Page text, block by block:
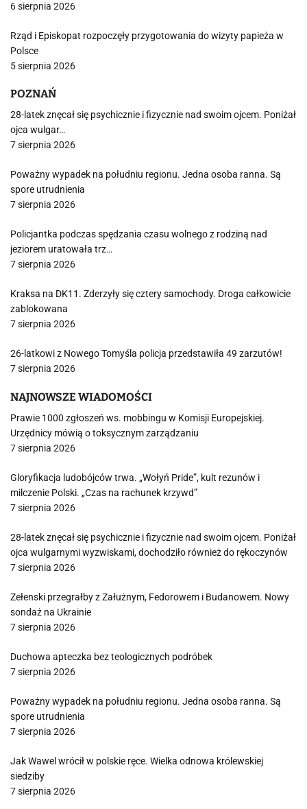
6 sierpnia 2026
Rząd i Episkopat rozpoczęły przygotowania do wizyty papieża w
Polsce
5 sierpnia 2026
POZNAŃ
28-latek znęcał się psychicznie i fizycznie nad swoim ojcem. Poniżał
ojca wulgar…
7 sierpnia 2026
Poważny wypadek na południu regionu. Jedna osoba ranna. Są
spore utrudnienia
7 sierpnia 2026
Policjantka podczas spędzania czasu wolnego z rodziną nad
jeziorem uratowała trz…
7 sierpnia 2026
Kraksa na DK11. Zderzyły się cztery samochody. Droga całkowicie
zablokowana
7 sierpnia 2026
26-latkowi z Nowego Tomyśla policja przedstawiła 49 zarzutów!
7 sierpnia 2026
NAJNOWSZE WIADOMOŚCI
Prawie 1000 zgłoszeń ws. mobbingu w Komisji Europejskiej.
Urzędnicy mówią o toksycznym zarządzaniu
7 sierpnia 2026
Gloryfikacja ludobójców trwa. „Wołyń Pride”, kult rezunów i
milczenie Polski. „Czas na rachunek krzywd”
7 sierpnia 2026
28-latek znęcał się psychicznie i fizycznie nad swoim ojcem. Poniżał
ojca wulgarnymi wyzwiskami, dochodziło również do rękoczynów
7 sierpnia 2026
Zełenski przegrałby z Załużnym, Fedorowem i Budanowem. Nowy
sondaż na Ukrainie
7 sierpnia 2026
Duchowa apteczka bez teologicznych podróbek
7 sierpnia 2026
Poważny wypadek na południu regionu. Jedna osoba ranna. Są
spore utrudnienia
7 sierpnia 2026
Jak Wawel wrócił w polskie ręce. Wielka odnowa królewskiej
siedziby
7 sierpnia 2026